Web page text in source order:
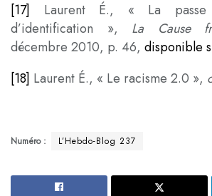
[17]
Laurent É., « La
d’identification », La Cause
décembre 2010, p. 46, disponible
[18] Laurent É., « Le racisme 2.0 »,
Numéro : L’Hebdo-Blog 237